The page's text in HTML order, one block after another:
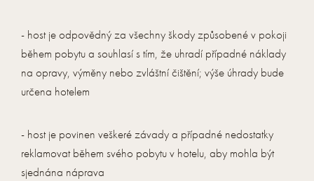
- host je odpovědný za všechny škody způsobené v pokoji
během pobytu a souhlasí s tím, že uhradí případné náklady
na opravy, výměny nebo zvláštní čištění; výše úhrady bude
určena hotelem
- host je povinen veškeré závady a případné nedostatky
reklamovat během svého pobytu v hotelu, aby mohla být
sjednána náprava